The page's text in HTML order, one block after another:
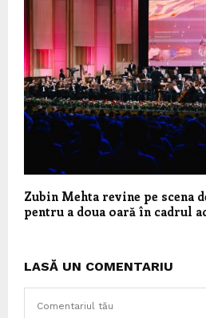
Zubin Mehta revine pe scena
pentru a doua oară în cadrul
LASĂ UN COMENTARIU